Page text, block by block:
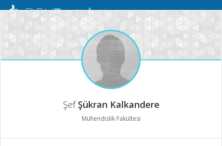
Mobil
ŞefŞükran Kalkandere
Mühendislik Fakültesi